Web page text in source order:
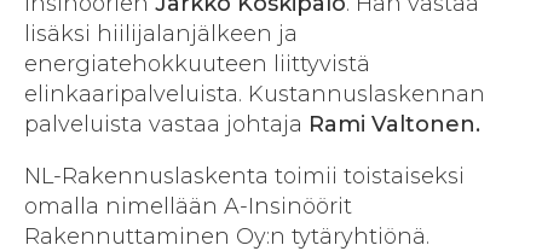
lisäksi hiilijalanjälkeen ja
energiatehokkuuteen liittyvistä
elinkaaripalveluista. Kustannuslaskennan
palveluista vastaa johtaja Rami Valtonen.
NL-Rakennuslaskenta toimii toistaiseksi
omalla nimellään A-Insinöörit
Rakennuttaminen Oy:n tytäryhtiönä.